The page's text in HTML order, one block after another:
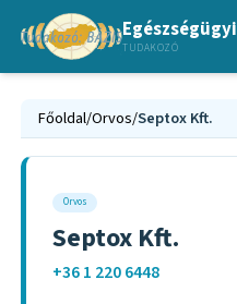
Egészségügyi
TUDAKOZÓ
Főoldal/Orvos/Septox Kft.
Orvos
Septox Kft.
+36 1 220 6448